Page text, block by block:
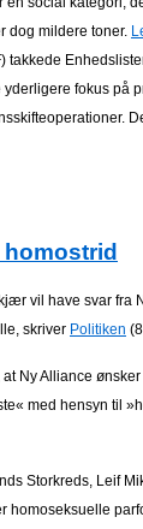
dog mildere toner.
takkede
fokus på
vil have svar fra
skriver Politiken
at Ny Alliance
med hensyn til
Storkreds, Leif
homoseksuelle